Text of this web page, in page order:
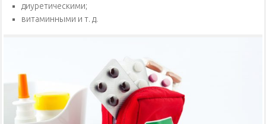
диуретическими;
витаминными и т. д.